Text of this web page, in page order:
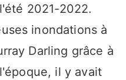
2021-2022.
inondations à
Darling grâce à
il y avait